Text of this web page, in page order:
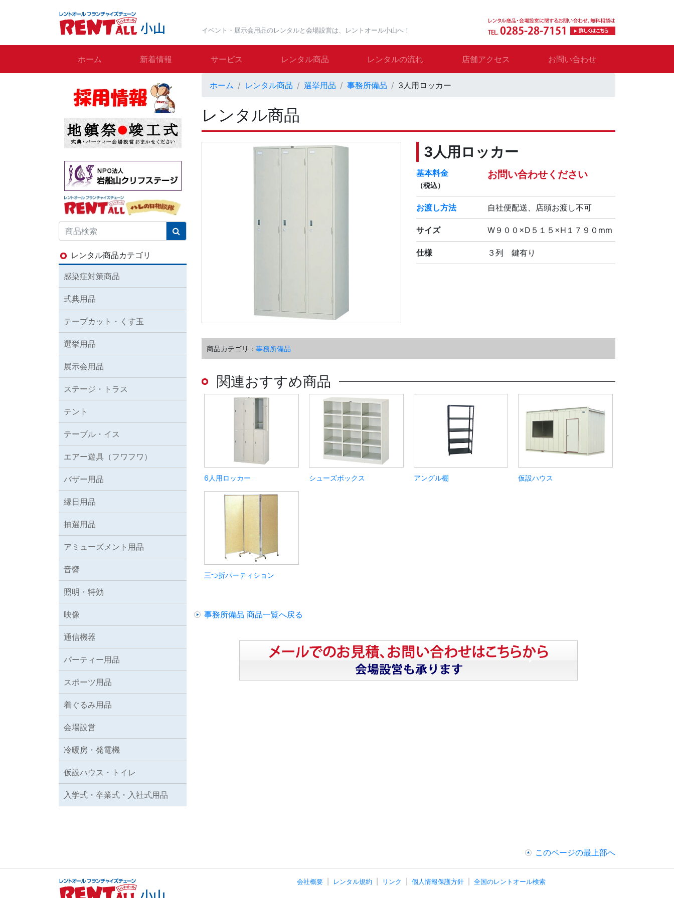
イベント・展示会用品のレンタルと会場設営は、レントオール小山へ！
ホーム 新着情報 サービス レンタル商品 レンタルの流れ 店舗アクセス お問い合わせ
ホーム レンタル商品 選挙用品 事務所備品 3人用ロッカー
レンタル商品
3人用ロッカー
基本料金
（税込）
お問い合わせください
お渡し方法 自社便配送、店頭お渡し不可
サイズ W９００×D５１５×H１７９０mm
仕様 ３列 鍵有り
商品カテゴリ： 事務所備品
関連おすすめ商品
6人用ロッカー シューズボックス アングル棚 仮設ハウス
三つ折パーティション
事務所備品 商品一覧へ戻る
レンタル商品カテゴリ
感染症対策商品
式典用品
テープカット・くす玉
選挙用品
展示会用品
ステージ・トラス
テント
テーブル・イス
エアー遊具（フワフワ）
バザー用品
縁日用品
抽選用品
アミューズメント用品
音響
照明・特効
映像
通信機器
パーティー用品
スポーツ用品
着ぐるみ用品
会場設営
冷暖房・発電機
仮設ハウス・トイレ
入学式・卒業式・入社式用品
このページの最上部へ
会社概要 レンタル規約 リンク 個人情報保護方針 全国のレントオール検索